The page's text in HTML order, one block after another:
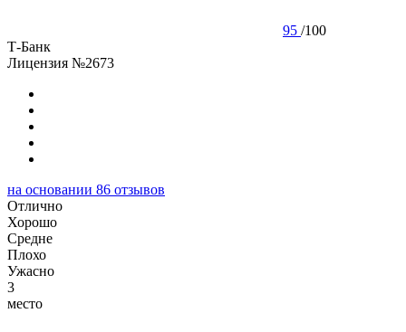
95 /100
Т-Банк
Лицензия №2673
на основании 86 отзывов
Отлично
Хорошо
Cредне
Плохо
Ужасно
3
место